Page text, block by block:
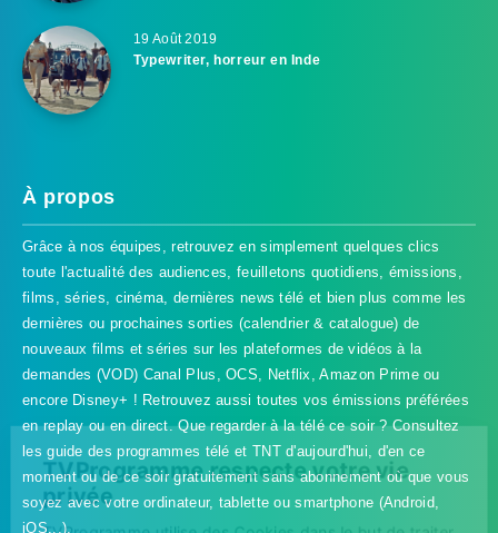
19 Août 2019
Typewriter, horreur en Inde
À propos
Grâce à nos équipes, retrouvez en simplement quelques clics
toute l'actualité des audiences, feuilletons quotidiens, émissions,
films, séries, cinéma, dernières news télé et bien plus comme les
dernières ou prochaines sorties (calendrier & catalogue) de
nouveaux films et séries sur les plateformes de vidéos à la
demandes (VOD) Canal Plus, OCS, Netflix, Amazon Prime ou
encore Disney+ ! Retrouvez aussi toutes vos émissions préférées
en replay ou en direct. Que regarder à la télé ce soir ? Consultez
les guide des programmes télé et TNT d'aujourd'hui, d'en ce
moment ou de ce soir gratuitement sans abonnement où que vous
soyez avec votre ordinateur, tablette ou smartphone (Android,
iOS...).
TVProgramme respecte votre vie
privée